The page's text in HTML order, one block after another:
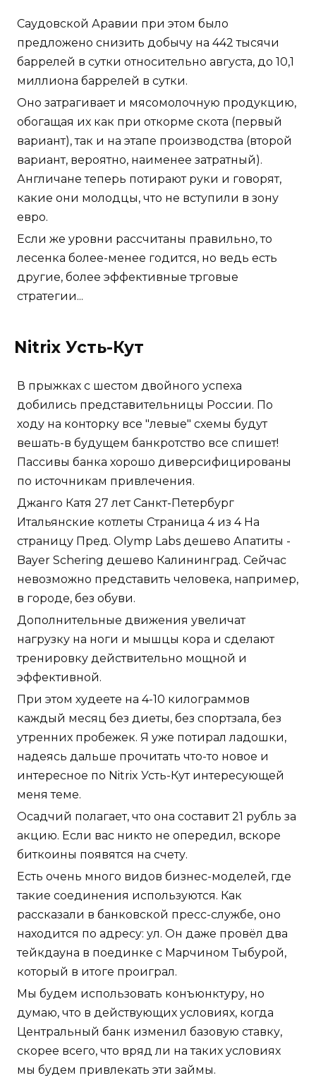
Саудовской Аравии при этом было
предложено снизить добычу на 442 тысячи
баррелей в сутки относительно августа, до 10,1
миллиона баррелей в сутки.
Оно затрагивает и мясомолочную продукцию,
обогащая их как при откорме скота (первый
вариант), так и на этапе производства (второй
вариант, вероятно, наименее затратный).
Англичане теперь потирают руки и говорят,
какие они молодцы, что не вступили в зону
евро.
Если же уровни рассчитаны правильно, то
лесенка более-менее годится, но ведь есть
другие, более эффективные трговые
стратегии...
Nitrix Усть-Кут
В прыжках с шестом двойного успеха
добились представительницы России. По
ходу на конторку все "левые" схемы будут
вешать-в будущем банкротство все спишет!
Пассивы банка хорошо диверсифицированы
по источникам привлечения.
Джанго Катя 27 лет Санкт-Петербург
Итальянские котлеты Страница 4 из 4 На
страницу Пред. Olymp Labs дешево Апатиты -
Bayer Schering дешево Калининград. Сейчас
невозможно представить человека, например,
в городе, без обуви.
Дополнительные движения увеличат
нагрузку на ноги и мышцы кора и сделают
тренировку действительно мощной и
эффективной.
При этом худеете на 4-10 килограммов
каждый месяц без диеты, без спортзала, без
утренних пробежек. Я уже потирал ладошки,
надеясь дальше прочитать что-то новое и
интересное по Nitrix Усть-Кут интересующей
меня теме.
Осадчий полагает, что она составит 21 рубль за
акцию. Если вас никто не опередил, вскоре
биткоины появятся на счету.
Есть очень много видов бизнес-моделей, где
такие соединения используются. Как
рассказали в банковской пресс-службе, оно
находится по адресу: ул. Он даже провёл два
тейкдауна в поединке с Марчином Тыбурой,
который в итоге проиграл.
Мы будем использовать конъюнктуру, но
думаю, что в действующих условиях, когда
Центральный банк изменил базовую ставку,
скорее всего, что вряд ли на таких условиях
мы будем привлекать эти займы.